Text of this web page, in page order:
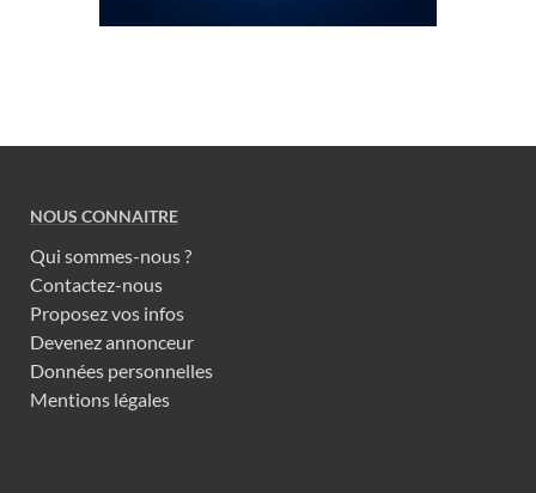
NOUS CONNAITRE
Qui sommes-nous ?
Contactez-nous
Proposez vos infos
Devenez annonceur
Données personnelles
Mentions légales